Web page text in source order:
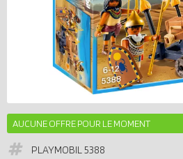
AUCUNE OFFRE POUR LE MOMENT
PLAYMOBIL5388